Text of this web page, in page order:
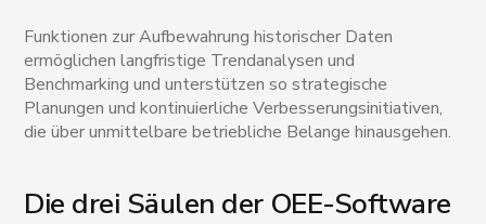
Funktionen zur Aufbewahrung historischer Daten
ermöglichen langfristige Trendanalysen und
Benchmarking und unterstützen so strategische
Planungen und kontinuierliche Verbesserungsinitiativen,
die über unmittelbare betriebliche Belange hinausgehen.
Die drei Säulen der OEE-Software